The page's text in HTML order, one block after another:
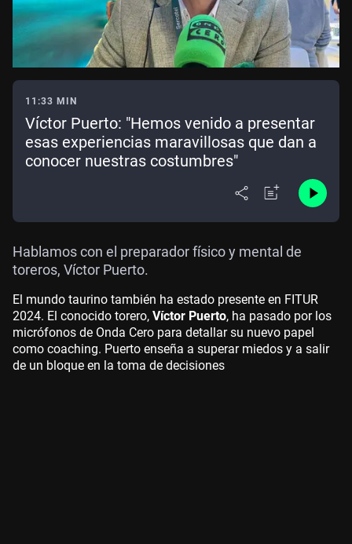
11:33 MIN
Víctor Puerto: "Hemos venido a presentar
esas experiencias maravillosas que dan a
conocer nuestras costumbres"
Hablamos con el preparador físico y mental de
toreros, Víctor Puerto.
El mundo taurino también ha estado presente en FITUR
2024. El conocido torero, Víctor Puerto, ha pasado por los
micrófonos de Onda Cero para detallar su nuevo papel
como coaching. Puerto enseña a superar miedos y a salir
de un bloque en la toma de decisiones